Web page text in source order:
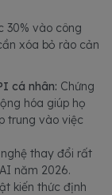
30% vào công
xóa bỏ rào cản
cá nhân: Chứng
hóa giúp họ
trung vào việc
thay đổi rất
năm 2026.
kiến thức định